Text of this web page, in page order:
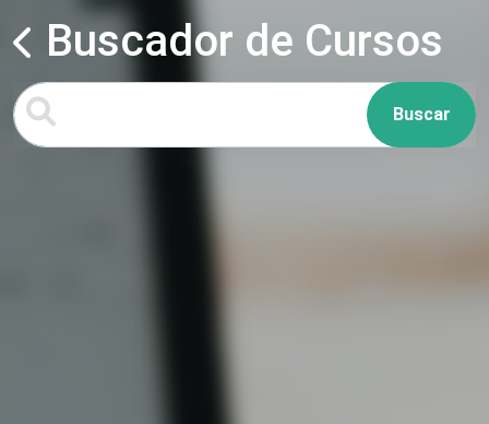
Buscador de Cursos
Buscar